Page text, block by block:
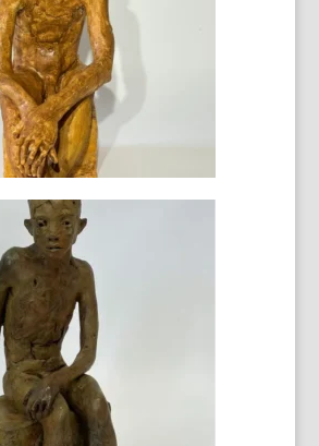
Eléphant bronze
40X32X35